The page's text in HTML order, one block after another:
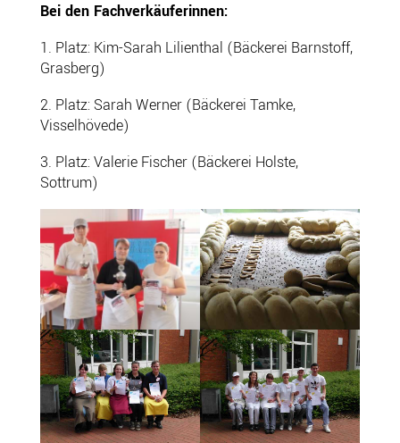
Bei den Fachverkäuferinnen:
1. Platz: Kim-Sarah Lilienthal (Bäckerei Barnstoff,
Grasberg)
2. Platz: Sarah Werner (Bäckerei Tamke,
Visselhövede)
3. Platz: Valerie Fischer (Bäckerei Holste,
Sottrum)